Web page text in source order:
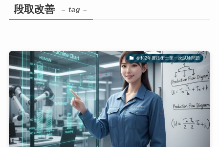
段取改善 – tag –
令和2年度技術士第一次試験問題